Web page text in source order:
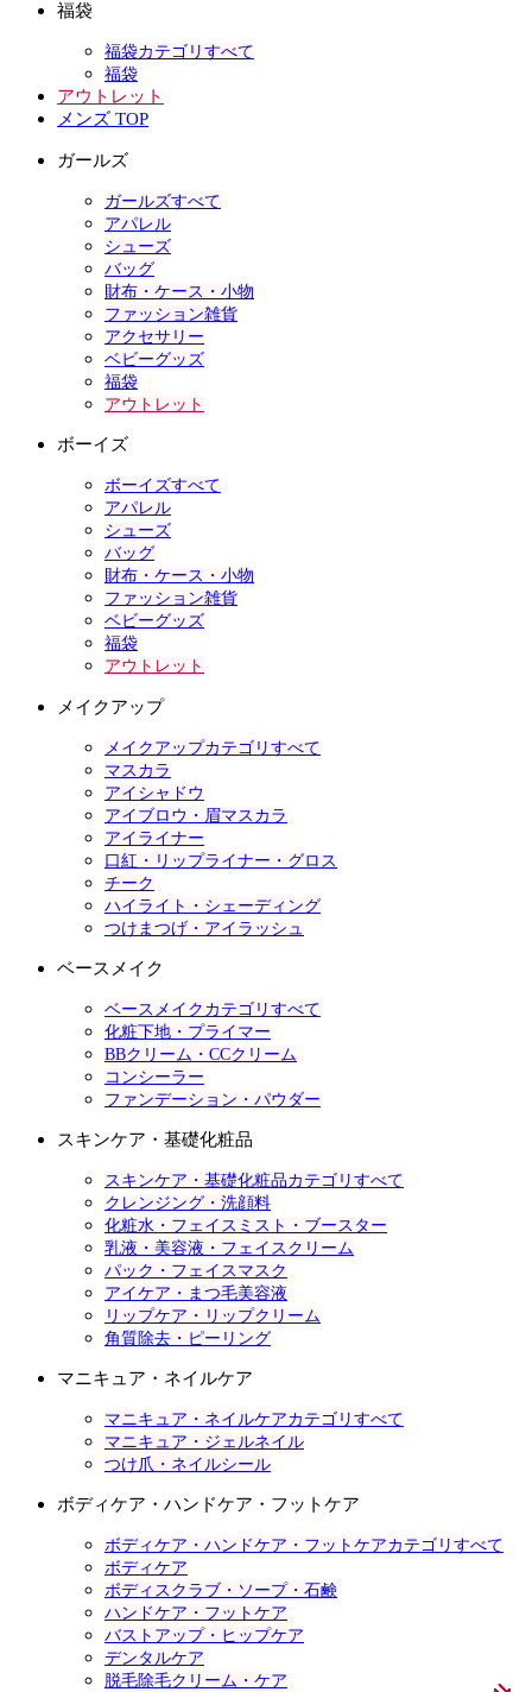
福袋
福袋カテゴリすべて
福袋
アウトレット
メンズ TOP
ガールズ
ガールズすべて
アパレル
シューズ
バッグ
財布・ケース・小物
ファッション雑貨
アクセサリー
ベビーグッズ
福袋
アウトレット
ボーイズ
ボーイズすべて
アパレル
シューズ
バッグ
財布・ケース・小物
ファッション雑貨
ベビーグッズ
福袋
アウトレット
メイクアップ
メイクアップカテゴリすべて
マスカラ
アイシャドウ
アイブロウ・眉マスカラ
アイライナー
口紅・リップライナー・グロス
チーク
ハイライト・シェーディング
つけまつげ・アイラッシュ
ベースメイク
ベースメイクカテゴリすべて
化粧下地・プライマー
BBクリーム・CCクリーム
コンシーラー
ファンデーション・パウダー
スキンケア・基礎化粧品
スキンケア・基礎化粧品カテゴリすべて
クレンジング・洗顔料
化粧水・フェイスミスト・ブースター
乳液・美容液・フェイスクリーム
パック・フェイスマスク
アイケア・まつ毛美容液
リップケア・リップクリーム
角質除去・ピーリング
マニキュア・ネイルケア
マニキュア・ネイルケアカテゴリすべて
マニキュア・ジェルネイル
つけ爪・ネイルシール
ボディケア・ハンドケア・フットケア
ボディケア・ハンドケア・フットケアカテゴリすべて
ボディケア
ボディスクラブ・ソープ・石鹸
ハンドケア・フットケア
バストアップ・ヒップケア
デンタルケア
脱毛除毛クリーム・ケア